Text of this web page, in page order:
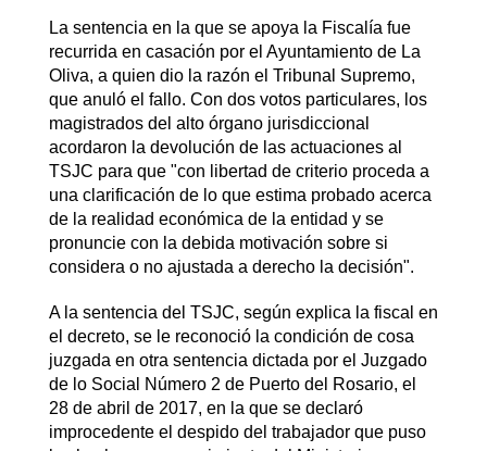
La sentencia en la que se apoya la Fiscalía fue
recurrida en casación por el Ayuntamiento de La
Oliva, a quien dio la razón el Tribunal Supremo,
que anuló el fallo. Con dos votos particulares, los
magistrados del alto órgano jurisdiccional
acordaron la devolución de las actuaciones al
TSJC para que "con libertad de criterio proceda a
una clarificación de lo que estima probado acerca
de la realidad económica de la entidad y se
pronuncie con la debida motivación sobre si
considera o no ajustada a derecho la decisión".
A la sentencia del TSJC, según explica la fiscal en
el decreto, se le reconoció la condición de cosa
juzgada en otra sentencia dictada por el Juzgado
de lo Social Número 2 de Puerto del Rosario, el
28 de abril de 2017, en la que se declaró
improcedente el despido del trabajador que puso